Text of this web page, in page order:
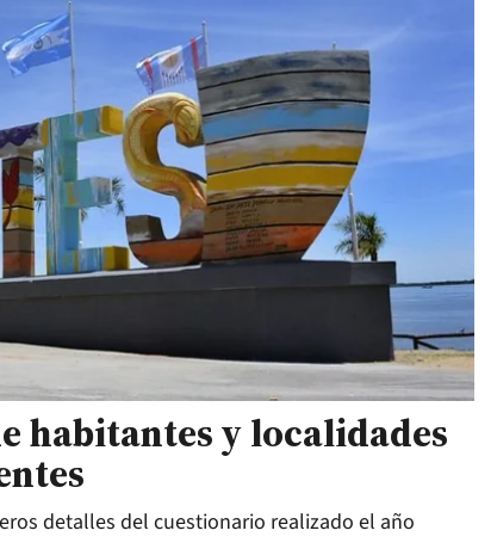
habitantes y localidades
detalles del cuestionario realizado el año